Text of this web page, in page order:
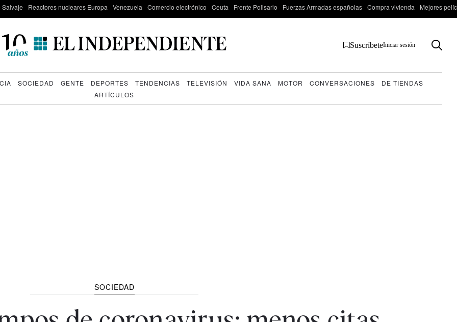
Salvaje Reactores nucleares Europa Venezuela Comercio electrónico Ceuta Frente Polisario Fuerzas Armadas españolas Compra vivienda Mejores
SuscríbeteIniciar sesión
SOCIEDAD GENTE DEPORTES TENDENCIAS TELEVISIÓN VIDA SANA MOTOR CONVERSACIONES
DE TIENDAS
ARTÍCULOS
SOCIEDAD